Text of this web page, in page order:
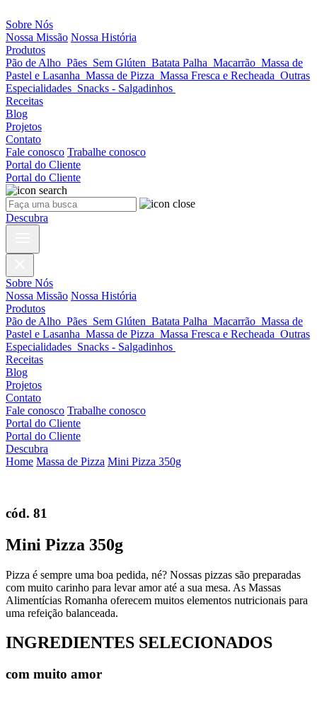
Sobre Nós
Nossa Missão Nossa História
Produtos
Pão de Alho Pães Sem Glúten Batata Palha Macarrão Massa de
Pastel e Lasanha Massa de Pizza Massa Fresca e Recheada Outras
Especialidades Snacks - Salgadinhos
Receitas
Blog
Projetos
Contato
Fale conosco Trabalhe conosco
Portal do Cliente
Portal do Cliente
Descubra
Sobre Nós
Nossa Missão Nossa História
Produtos
Pão de Alho Pães Sem Glúten Batata Palha Macarrão Massa de
Pastel e Lasanha Massa de Pizza Massa Fresca e Recheada Outras
Especialidades Snacks - Salgadinhos
Receitas
Blog
Projetos
Contato
Fale conosco Trabalhe conosco
Portal do Cliente
Portal do Cliente
Descubra
Home Massa de Pizza Mini Pizza 350g
cód. 81
Mini Pizza 350g
Pizza é sempre uma boa pedida, né? Nossas pizzas são preparadas
com muito carinho para levar amor até a sua mesa. As Massas
Alimentícias Romanha oferecem muitos elementos nutricionais para
uma refeição balanceada.
INGREDIENTES SELECIONADOS
com muito amor